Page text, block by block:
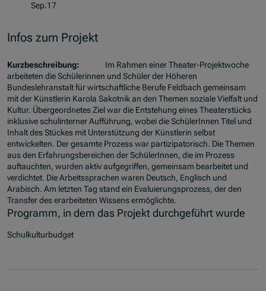
Sep.17
Infos zum Projekt
Kurzbeschreibung:
Im Rahmen einer Theater-Projektwoche
arbeiteten die Schülerinnen und Schüler der Höheren
Bundeslehranstalt für wirtschaftliche Berufe Feldbach gemeinsam
mit der Künstlerin Karola Sakotnik an den Themen soziale Vielfalt und
Kultur. Übergeordnetes Ziel war die Entstehung eines Theaterstücks
inklusive schulinterner Aufführung, wobei die SchülerInnen Titel und
Inhalt des Stückes mit Unterstützung der Künstlerin selbst
entwickelten. Der gesamte Prozess war partizipatorisch. Die Themen
aus den Erfahrungsbereichen der SchülerInnen, die im Prozess
auftauchten, wurden aktiv aufgegriffen, gemeinsam bearbeitet und
verdichtet. Die Arbeitssprachen waren Deutsch, Englisch und
Arabisch. Am letzten Tag stand ein Evaluierungsprozess, der den
Transfer des erarbeiteten Wissens ermöglichte.
Programm, in dem das Projekt durchgeführt wurde
Schulkulturbudget